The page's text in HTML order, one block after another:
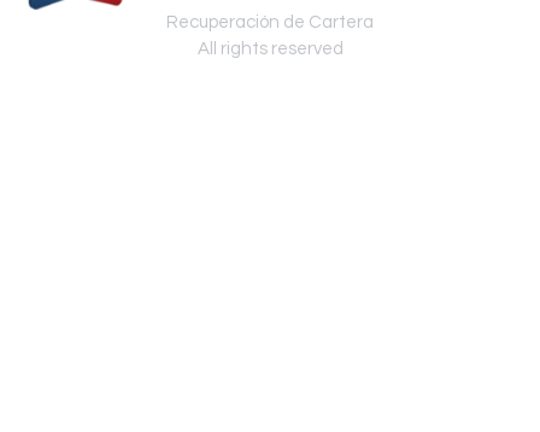
Recuperación de Cartera
All rights reserved